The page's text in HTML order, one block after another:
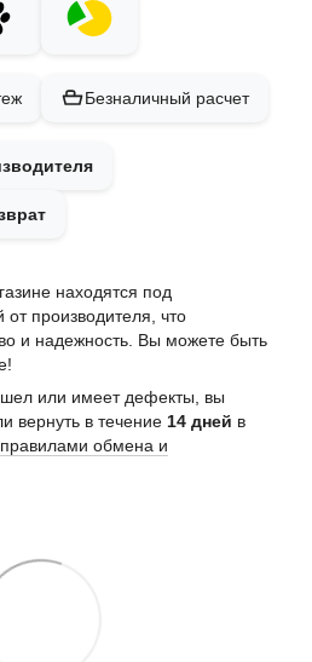
Безналичный расчет
находятся под
производителя, что
и надежность. Вы можете быть
или имеет дефекты, вы
вернуть в течение 14 дней в
правилами обмена и